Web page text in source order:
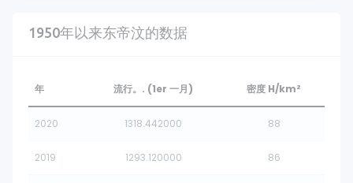
1950年以来东帝汶的数据
年 流行。. (1er 一月) 密度 H/km²
2020 1318.442000 88
2019 1293.120000 86